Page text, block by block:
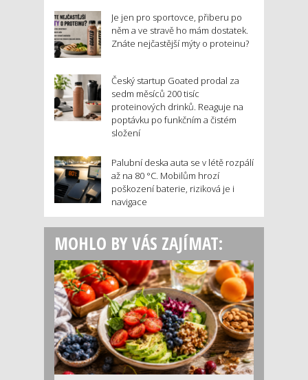
Je jen pro sportovce, přiberu po
něm a ve stravě ho mám dostatek.
Znáte nejčastější mýty o proteinu?
Český startup Goated prodal za
sedm měsíců 200 tisíc
proteinových drinků. Reaguje na
poptávku po funkčním a čistém
složení
Palubní deska auta se v létě rozpálí
až na 80 °C. Mobilům hrozí
poškození baterie, riziková je i
navigace
MOHLO BY VÁS ZAJÍMAT: